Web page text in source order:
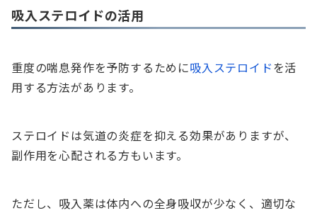
吸入ステロイドの活用
重度の喘息発作を予防するために吸入ステロイドを活
用する方法があります。
ステロイドは気道の炎症を抑える効果がありますが、
副作用を心配される方もいます。
ただし、吸入薬は体内への全身吸収が少なく、適切な